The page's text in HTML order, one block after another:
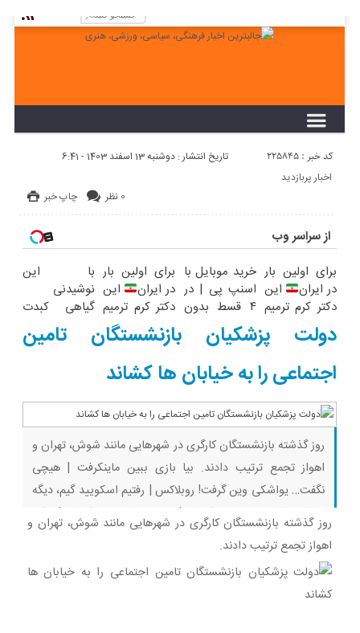
برويد و منوي خود را ايجاد كنيد!
کد خبر : 225845 تاریخ انتشار : دوشنبه 13 اسفند 1403 - 6:41
چاپ خبر 0 نظر
اخبار پربازدید
از سراسر وب
برای اولین بار
در ایران
این
دکتر کرم ترمیم
ساخت!
خرید موبایل با
اسنپ پی | در
۴ قسط بدون
سود و کارمزد!
برای اولین بار
در ایران
این
دکتر کرم ترمیم
کننده 23 روزه
ساخت!
با این
نوشیدنی
گیاهی کبدت
همیشه
پرقدرته55%تخفیف
دولت پزشکیان بازنشستگان تامین
اجتماعی را به خیابان ها کشاند
روز گذشته بازنشستگان کارگری در شهرهایی مانند شوش، تهران و
اهواز تجمع ترتیب دادند. بیا بازی ببین ماینکرفت | هیچی
نگفت… یواشکی وین گرفت! روبلاکس | رفتیم اسکویید گیم، دیگه
رفاقتی باقی نموند… ماینکرفت | بدوارز یا فیلم ماینکرفت | پیکار
سه نوب با دراگون… | بقا با رفقا قسمت ۹ (پارت آخر) ماینکرفت
|
روز گذشته بازنشستگان کارگری در شهرهایی مانند شوش، تهران و
اهواز تجمع ترتیب دادند.